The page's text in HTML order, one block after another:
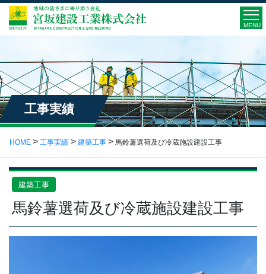
MENU
工事実績
HOME 工事実績 建築工事 馬鈴薯選荷及び冷蔵施設建設工事
建築工事
馬鈴薯選荷及び冷蔵施設建設工事